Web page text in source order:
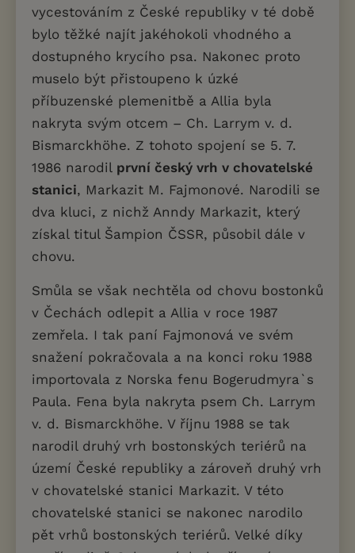
vycestováním z České republiky v té době
bylo těžké najít jakéhokoli vhodného a
dostupného krycího psa. Nakonec proto
muselo být přistoupeno k úzké
příbuzenské plemenitbě a Allia byla
nakryta svým otcem – Ch. Larrym v. d.
Bismarckhöhe. Z tohoto spojení se 5. 7.
1986 narodil první český vrh v chovatelské
stanici, Markazit M. Fajmonové. Narodili se
dva kluci, z nichž Anndy Markazit, který
získal titul Šampion ČSSR, působil dále v
chovu.
Smůla se však nechtěla od chovu bostonků
v Čechách odlepit a Allia v roce 1987
zemřela. I tak paní Fajmonová ve svém
snažení pokračovala a na konci roku 1988
importovala z Norska fenu Bogerudmyra`s
Paula. Fena byla nakryta psem Ch. Larrym
v. d. Bismarckhöhe. V říjnu 1988 se tak
narodil druhý vrh bostonských teriérů na
území České republiky a zároveň druhý vrh
v chovatelské stanici Markazit. V této
chovatelské stanici se nakonec narodilo
pět vrhů bostonských teriérů. Velké díky